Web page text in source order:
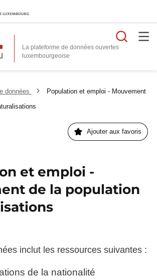
La plateforme de données ouvertes
données
Population et emploi - Mouvement
Ajouter aux favoris
et emploi -
de la population
inclut les ressources suivantes :
de la nationalité